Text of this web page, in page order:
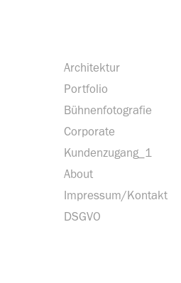
Architektur
Portfolio
Bühnenfotografie
Corporate
Kundenzugang_1
About
Impressum/Kontakt
DSGVO